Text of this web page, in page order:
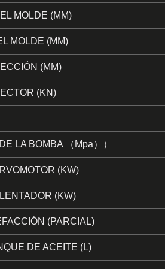
MOLDE (MM)
MOLDE (MM)
(MM)
(KN)
LA BOMBA （Mpa））
(KW)
(KW)
(PARCIAL)
DE ACEITE (L)